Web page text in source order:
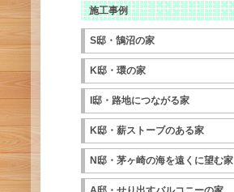
施工事例
S邸・鵠沼の家
K邸・環の家
I邸・路地につながる家
K邸・薪ストーブのある家
N邸・茅ヶ崎の海を遠くに望む家